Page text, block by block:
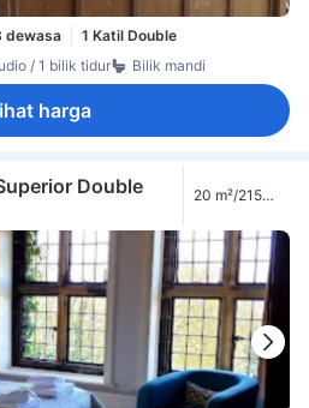
dewasa
1 Katil Double
/ 1 bilik tidur Bilik mandi
harga
Double
20 m²/215